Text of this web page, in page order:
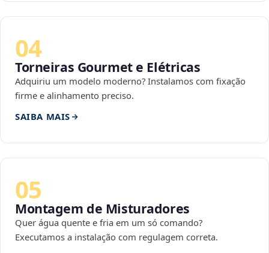
04
Torneiras Gourmet e Elétricas
Adquiriu um modelo moderno? Instalamos com fixação
firme e alinhamento preciso.
SAIBA MAIS
05
Montagem de Misturadores
Quer água quente e fria em um só comando?
Executamos a instalação com regulagem correta.